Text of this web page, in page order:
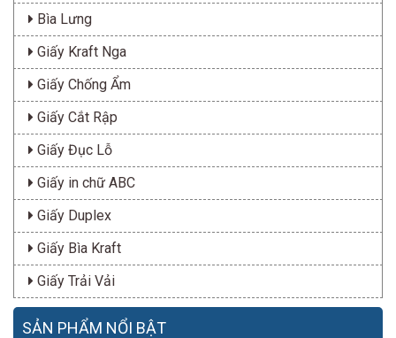
Bìa Lưng
Giấy Kraft Nga
Giấy Chống Ẩm
Giấy Cắt Rập
Giấy Đục Lỗ
Giấy in chữ ABC
Giấy Duplex
Giấy Bìa Kraft
Giấy Trải Vải
SẢN PHẨM NỔI BẬT